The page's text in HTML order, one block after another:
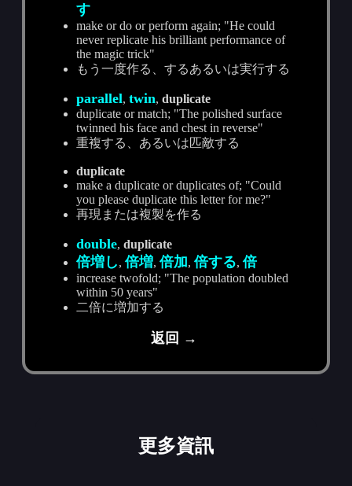
す
make or do or perform again; "He could
never replicate his brilliant performance of
the magic trick"
もう一度作る、するあるいは実行する
parallel,twin,duplicate
duplicate or match; "The polished surface
twinned his face and chest in reverse"
重複する、あるいは匹敵する
duplicate
make a duplicate or duplicates of; "Could
you please duplicate this letter for me?"
再現または複製を作る
double,duplicate
倍増し,倍増,倍加,倍する,倍
increase twofold; "The population doubled
within 50 years"
二倍に増加する
返回 →
更多資訊